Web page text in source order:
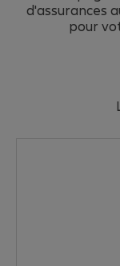
d'assurances
pour